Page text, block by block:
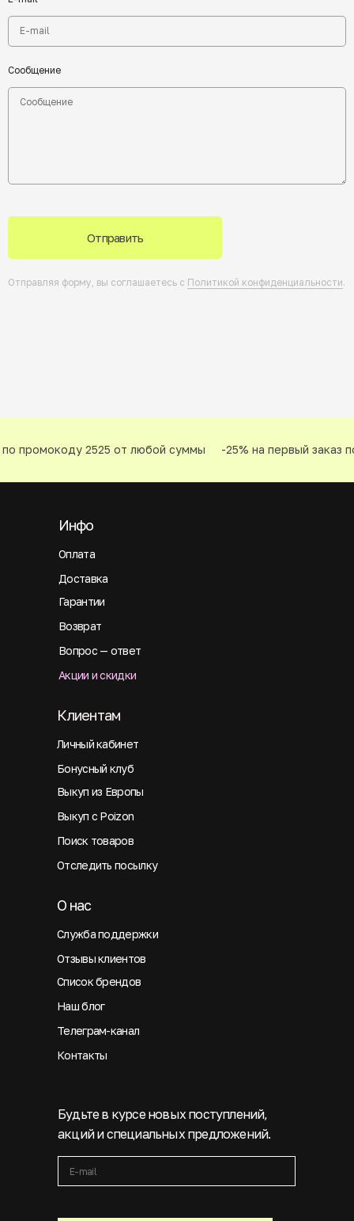
Сообщение
Отправить
Отправляя форму, вы соглашаетесь с Политикой конфиденциальности.
промокоду 2525 от любой суммы -25% на первый заказ
Оплата
Инфо
Будьте в курсе новых поступлений,
акций и специальных предложений.
Доставка
Гарантии
Возврат
Вопрос — ответ
Акции и скидки
Личный кабинет
Клиентам
Бонусный клуб
Выкуп из Европы
Выкуп с Poizon
Поиск товаров
Отследить посылку
Служба поддержки
О нас
Отзывы клиентов
Список брендов
Наш блог
Телеграм-канал
Контакты